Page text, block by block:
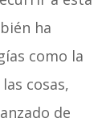
ha
como la
cosas,
de